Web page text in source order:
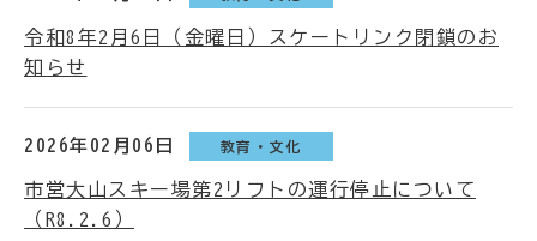
令和8年2月6日（金曜日）スケートリンク閉鎖のお
知らせ
2026年02月06日 教育・文化
市営大山スキー場第2リフトの運行停止について
（R8.2.6）